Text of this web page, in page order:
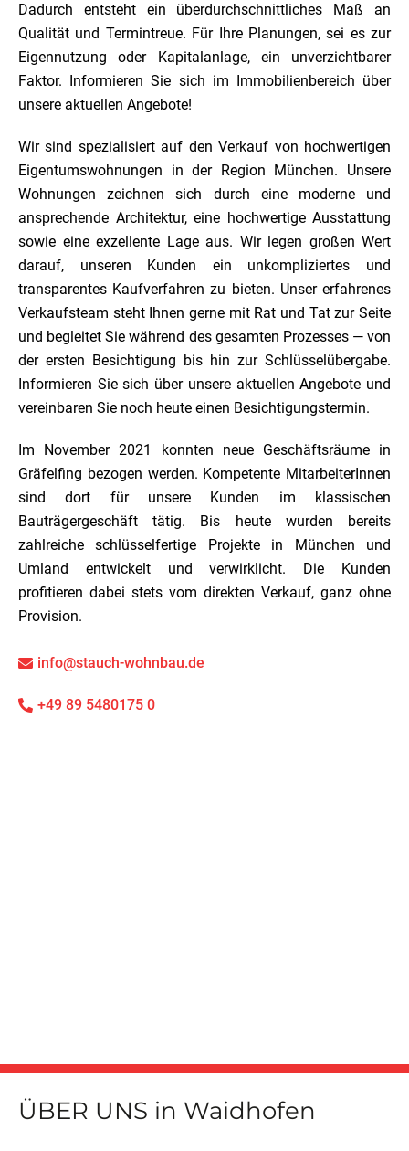
Dadurch entsteht ein überdurchschnittliches Maß an
Qualität und Termintreue. Für Ihre Planungen, sei es zur
Eigennutzung oder Kapitalanlage, ein unverzichtbarer
Faktor. Informieren Sie sich im Immobilienbereich über
unsere aktuellen Angebote!
Wir sind spezialisiert auf den Verkauf von hochwertigen
Eigentumswohnungen in der Region München. Unsere
Wohnungen zeichnen sich durch eine moderne und
ansprechende Architektur, eine hochwertige Ausstattung
sowie eine exzellente Lage aus. Wir legen großen Wert
darauf, unseren Kunden ein unkompliziertes und
transparentes Kaufverfahren zu bieten. Unser erfahrenes
Verkaufsteam steht Ihnen gerne mit Rat und Tat zur Seite
und begleitet Sie während des gesamten Prozesses — von
der ersten Besichtigung bis hin zur Schlüsselübergabe.
Informieren Sie sich über unsere aktuellen Angebote und
vereinbaren Sie noch heute einen Besichtigungstermin.
Im November 2021 konnten neue Geschäftsräume in
Gräfelfing bezogen werden. Kompetente MitarbeiterInnen
sind dort für unsere Kunden im klassischen
Bauträgergeschäft tätig. Bis heute wurden bereits
zahlreiche schlüsselfertige Projekte in München und
Umland entwickelt und verwirklicht. Die Kunden
profitieren dabei stets vom direkten Verkauf, ganz ohne
Provision.
info@stauch-wohnbau.de
+49 89 5480175 0
ÜBER UNS in Waidhofen